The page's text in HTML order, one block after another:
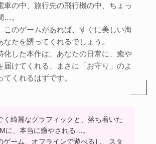
車の中、旅行先の飛行機の中、ちょっ
…。
このゲームがあれば、すぐに美しい海
なたを誘ってくれるでしょう。
化した本作は、あなたの日常に、癒や
届けてくれる、まさに「お守り」のよ
てくれるはずです。
く綺麗なグラフィックと、落ち着いた
に、本当に癒やされる…。
ゲーム、オフラインで遊べるし、スタ